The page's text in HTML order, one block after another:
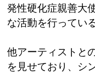
発性硬化症親善大
な活動を行っている
他アーティストと
を見せており、シ